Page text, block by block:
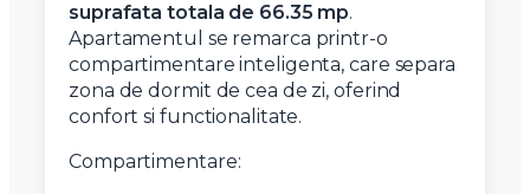
suprafata totala de 66.35 mp.
Apartamentul se remarca printr-o
compartimentare inteligenta, care separa
zona de dormit de cea de zi, oferind
confort si functionalitate.
Compartimentare: